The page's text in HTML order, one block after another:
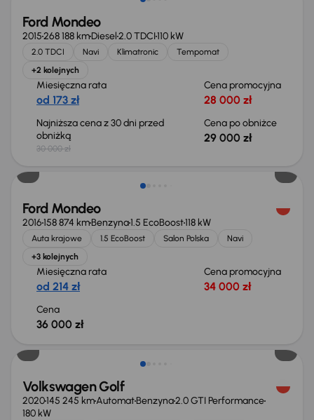
Ford Mondeo
2015268 188 kmDiesel2.0 TDCI110 kW
2.0 TDCI Navi Klimatronic
Tempomat
+2 kolejnych
Miesięczna rata
od 173 zł
Cena promocyjna
28 000 zł
Najniższa cena z 30 dni przed
obniżką
30 000 zł
Cena po obniżce
29 000 zł
Ford Mondeo
2016158 874 kmBenzyna1.5 EcoBoost118 kW
Auta krajowe 1.5 EcoBoost Salon Polska
Navi
+3 kolejnych
Miesięczna rata
od 214 zł
Cena promocyjna
34 000 zł
Cena
36 000 zł
Taniej o 2 000 zł
Volkswagen Golf
2020145 245 kmAutomatBenzyna2.0 GTI Performance
180 kW